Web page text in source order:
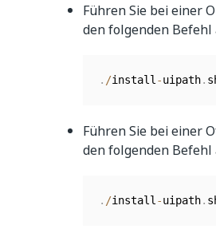
Führen Sie bei einer
den folgenden Befehl
. /install -uipath.
Führen Sie bei einer
den folgenden Befehl
. /install -uipath.